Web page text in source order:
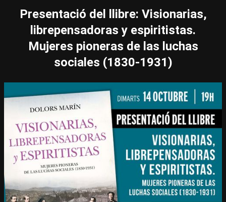
Presentació del llibre: Visionarias,
librepensadoras y espiritistas.
Mujeres pioneras de las luchas
sociales (1830-1931)